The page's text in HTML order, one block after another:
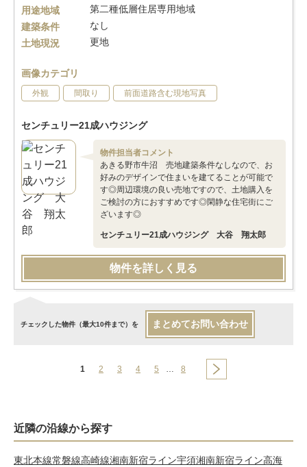
用途地域
第二種低層住居専用地域
建築条件
なし
土地現況
更地
画像カテゴリ
外観 間取り 前面道路含む現地写真
センチュリー21成ハウジング
物件担当者コメント
あきる野市牛沼 売地建築条件なしなので、お
好みのデザインで住まいを建てることが可能で
す◎周辺環境の良い売地ですので、土地購入を
ご検討の方におすすめです◎閑静な住宅街にご
ざいます◎
センチュリー21成ハウジング 大谷 翔太郎
物件を詳しく見る
チェックした物件（最大10件まで）を まとめてお問い合わせ
1 2 3 4 5 … 8
近隣の沿線から探す
東北本線常磐線高崎線湘南新宿ライン宇須湘南新宿ライン高海